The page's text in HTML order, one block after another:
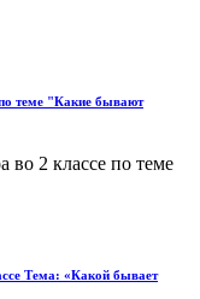
теме "Какие бывают
во 2 классе по теме
Тема: «Какой бывает